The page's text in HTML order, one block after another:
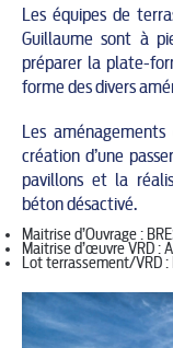
Les équipes de
Guillaume sont à
préparer la plate-
forme des divers
Les
création d’une
pavillons et la
béton désactivé.
Maitrise d’Ouvrage :
Maitrise d’œuvre VRD :
Lot terrassement/VRD :